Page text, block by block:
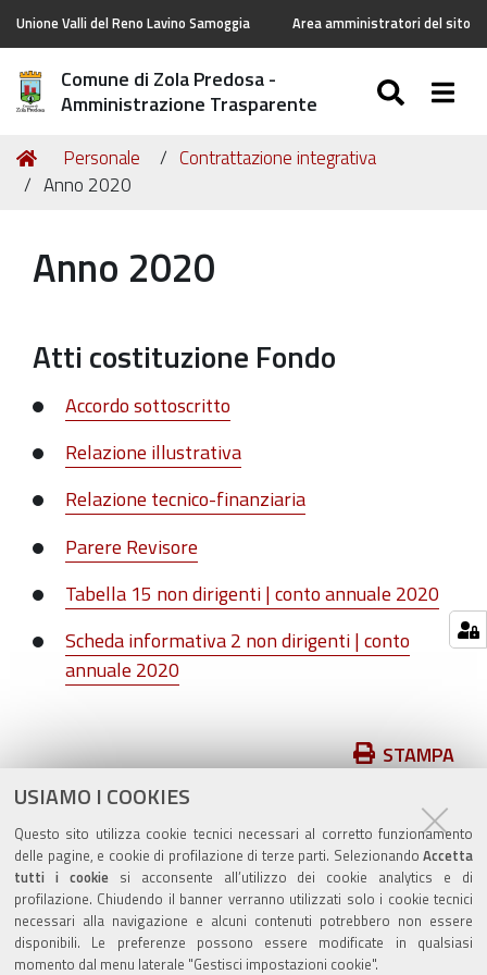
USIAMO I COOKIES
Questo sito utilizza cookie tecnici necessari al corretto funzionamento
delle pagine, e cookie di profilazione di terze parti. Selezionando Accetta
tutti i cookiesi acconsente all’utilizzo dei cookie analytics e di
profilazione. Chiudendo il banner verranno utilizzati solo i cookie tecnici
necessari alla navigazione e alcuni contenuti potrebbero non essere
disponibili. Le preferenze possono essere modificate in qualsiasi
momento dal menu laterale "Gestisci impostazioni cookie".
Unione Valli del Reno Lavino Samoggia Area amministratori del sito
Comune di Zola Predosa -
Amministrazione Trasparente
Tu
sei
Home
Personale
Contrattazione integrativa
Anno 2020
Anno 2020
Atti costituzione Fondo
Accordo sottoscritto
Relazione illustrativa
Relazione tecnico-finanziaria
Parere Revisore
Tabella 15 non dirigenti | conto annuale 2020
Scheda informativa 2 non dirigenti | conto
annuale 2020
Azioni
sul
documento
STAMPA
pubblicato il04/01/2021
ultima modifica25/07/2022
Valuta questo sito